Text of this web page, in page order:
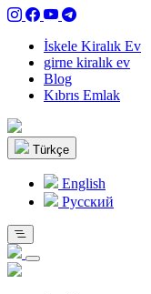
İskele Kiralık Ev
girne kiralık ev
Blog
Kıbrıs Emlak
Türkçe
English
Pусский